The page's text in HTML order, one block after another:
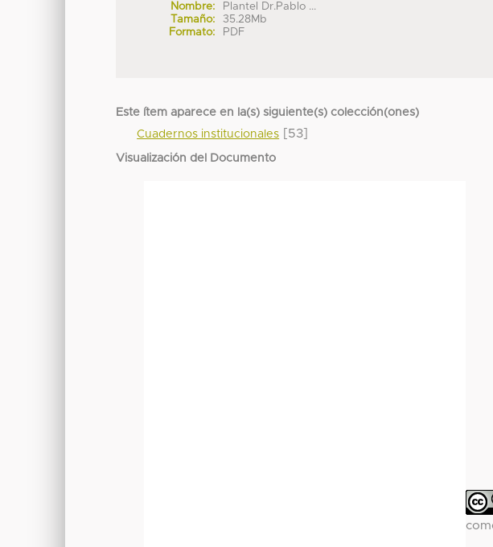
Nombre:
Plantel Dr.Pablo ...
Tamaño:
35.28Mb
Formato:
PDF
Este ítem aparece en la(s) siguiente(s) colección(ones)
Cuadernos institucionales [53]
Visualización del Documento